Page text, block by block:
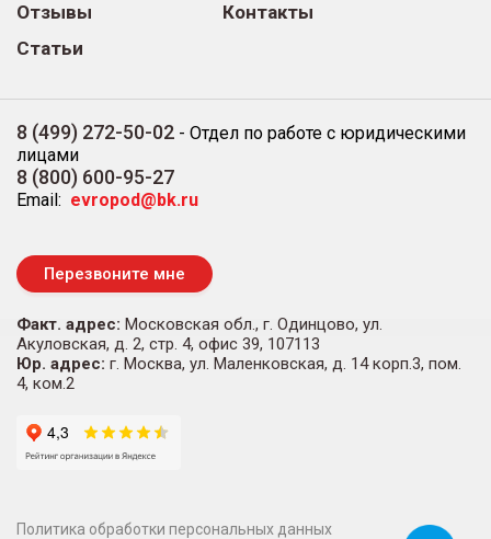
Отзывы
Статьи
Контакты
8 (499) 272-50-02 - Отдел по работе с юридическими
лицами
8 (800) 600-95-27
Email: evropod@bk.ru
Перезвоните мне
Факт. адрес: Московская обл., г. Одинцово, ул.
Акуловская, д. 2, стр. 4, офис 39, 107113
Юр. адрес: г. Москва, ул. Маленковская, д. 14 корп.3, пом.
4, ком.2
Политика обработки персональных данных